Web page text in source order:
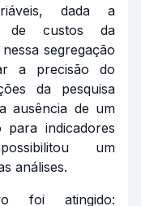
dada a
de custos da
segregação
a precisão do
da pesquisa
ausência de um
indicadores
um
análises.
foi atingido: